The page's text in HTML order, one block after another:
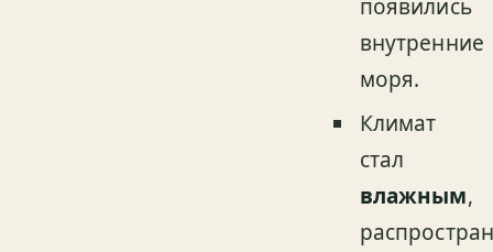
появились
внутренние
моря.
Климат
стал
влажным,